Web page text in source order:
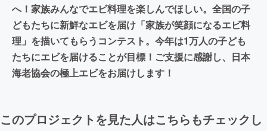
へ！家族みんなでエビ料理を楽しんでほしい。全国の子
どもたちに新鮮なエビを届け「家族が笑顔になるエビ料
理」を描いてもらうコンテスト。今年は1万人の子ども
たちにエビを届けることが目標！ご支援に感謝し、日本
海老協会の極上エビをお届けします！
このプロジェクトを見た人はこちらもチェックし